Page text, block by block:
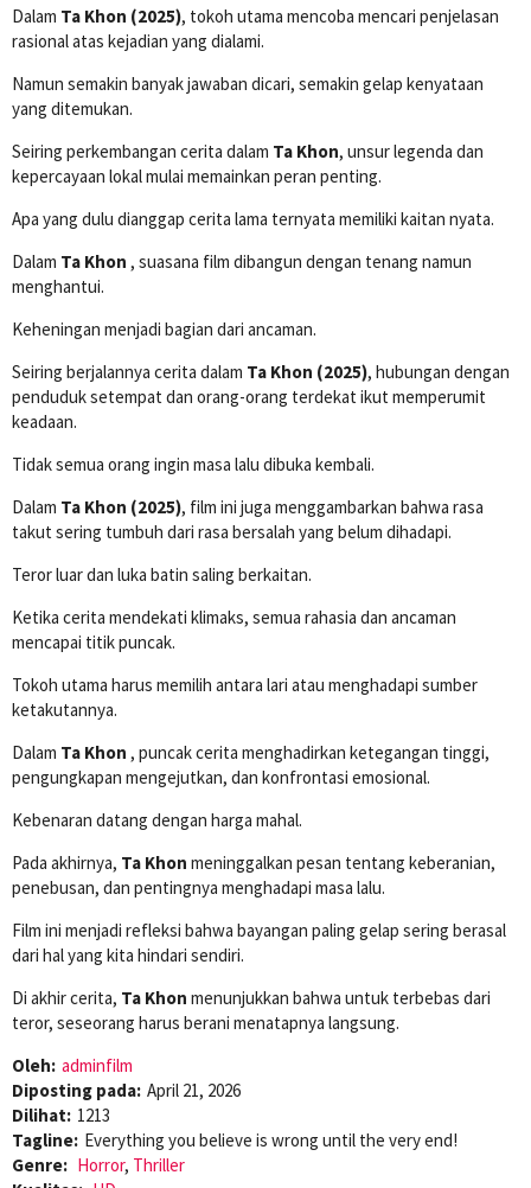
Dalam Ta Khon (2025), tokoh utama mencoba mencari penjelasan
rasional atas kejadian yang dialami.
Namun semakin banyak jawaban dicari, semakin gelap kenyataan
yang ditemukan.
Seiring perkembangan cerita dalam Ta Khon, unsur legenda dan
kepercayaan lokal mulai memainkan peran penting.
Apa yang dulu dianggap cerita lama ternyata memiliki kaitan nyata.
Dalam Ta Khon , suasana film dibangun dengan tenang namun
menghantui.
Keheningan menjadi bagian dari ancaman.
Seiring berjalannya cerita dalam Ta Khon (2025), hubungan dengan
penduduk setempat dan orang-orang terdekat ikut memperumit
keadaan.
Tidak semua orang ingin masa lalu dibuka kembali.
Dalam Ta Khon (2025), film ini juga menggambarkan bahwa rasa
takut sering tumbuh dari rasa bersalah yang belum dihadapi.
Teror luar dan luka batin saling berkaitan.
Ketika cerita mendekati klimaks, semua rahasia dan ancaman
mencapai titik puncak.
Tokoh utama harus memilih antara lari atau menghadapi sumber
ketakutannya.
Dalam Ta Khon , puncak cerita menghadirkan ketegangan tinggi,
pengungkapan mengejutkan, dan konfrontasi emosional.
Kebenaran datang dengan harga mahal.
Pada akhirnya, Ta Khon meninggalkan pesan tentang keberanian,
penebusan, dan pentingnya menghadapi masa lalu.
Film ini menjadi refleksi bahwa bayangan paling gelap sering berasal
dari hal yang kita hindari sendiri.
Di akhir cerita, Ta Khon menunjukkan bahwa untuk terbebas dari
teror, seseorang harus berani menatapnya langsung.
Oleh: adminfilm
Diposting pada: April 21, 2026
Dilihat: 1213
Tagline: Everything you believe is wrong until the very end!
Genre: Horror, Thriller